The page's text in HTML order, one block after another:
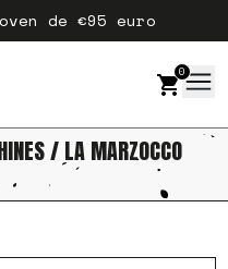
de €95 euro
0
/ LA MARZOCCO